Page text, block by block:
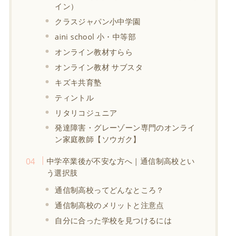
イン）
クラスジャパン小中学園
aini school 小・中等部
オンライン教材すらら
オンライン教材 サブスタ
キズキ共育塾
ティントル
リタリコジュニア
発達障害・グレーゾーン専門のオンライ
ン家庭教師【ソウガク】
中学卒業後が不安な方へ｜通信制高校とい
う選択肢
通信制高校ってどんなところ？
通信制高校のメリットと注意点
自分に合った学校を見つけるには